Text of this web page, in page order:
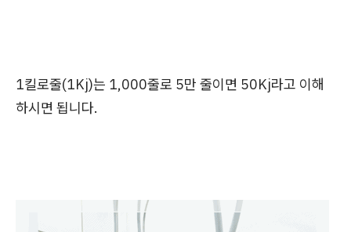
1킬로줄(1Kj)는 1,000줄로 5만 줄이면 50Kj라고 이해
하시면 됩니다.